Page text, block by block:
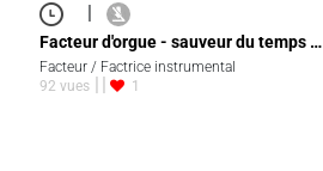
|
Facteur d'orgue - sauveur du temps …
Facteur / Factrice instrumental
92 vues
1